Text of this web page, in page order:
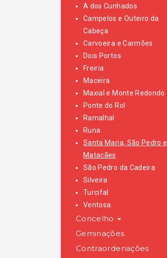
A dos Cunhados
Campelos e Outeiro da
Cabeça
Carvoeira e Carmões
Dois Portos
Freiria
Maceira
Maxial e Monte Redondo
Ponte do Rol
Ramalhal
Runa
Santa Maria, São Pedro e
Matacães
São Pedro da Cadeira
Silveira
Turcifal
Ventosa
Concelho
Geminações
Contraordenações